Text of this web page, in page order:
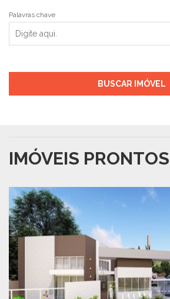
Palavras chave
BUSCAR IMÓVEL
IMÓVEIS